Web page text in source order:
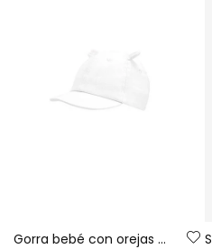
Gorra bebé con orejas blanca